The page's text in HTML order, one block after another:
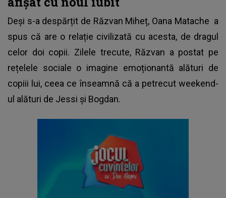
Deși s-a despărțit de Răzvan Miheț, Oana Matache a
spus că are o relație civilizată cu acesta, de dragul
celor doi copii. Zilele trecute, Răzvan a postat pe
rețelele sociale o imagine emoționantă alături de
copiii lui, ceea ce înseamnă că a petrecut weekend-
ul alături de Jessi și Bogdan.